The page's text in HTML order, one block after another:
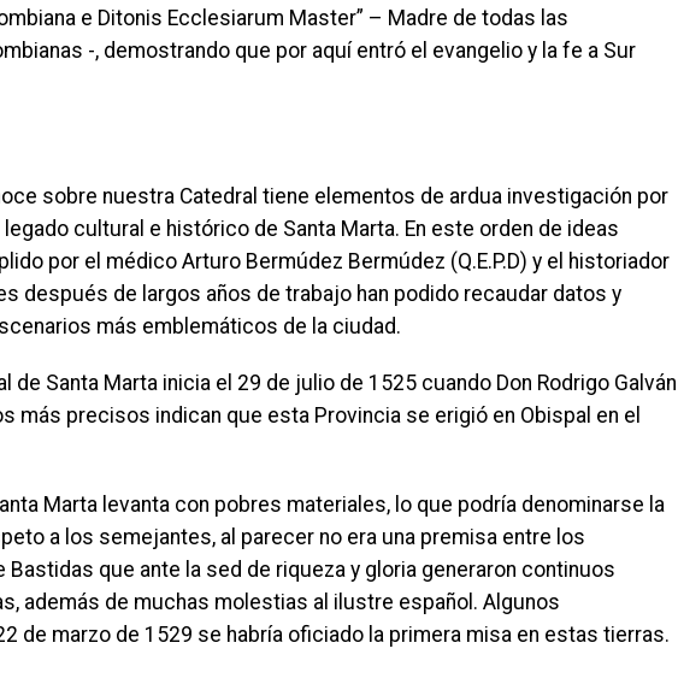
e Ditonis Ecclesiarum Master” – Madre de todas las
-, demostrando que por aquí entró el evangelio y la fe a Sur
sobre nuestra Catedral tiene elementos de ardua investigación por
cultural e histórico de Santa Marta. En este orden de ideas
por el médico Arturo Bermúdez Bermúdez (Q.E.P.D) y el historiador
después de largos años de trabajo han podido recaudar datos y
más emblemáticos de la ciudad.
de Santa Marta inicia el 29 de julio de 1525 cuando Don Rodrigo Galván
más precisos indican que esta Provincia se erigió en Obispal en el
Marta levanta con pobres materiales, lo que podría denominarse la
a los semejantes, al parecer no era una premisa entre los
Bastidas que ante la sed de riqueza y gloria generaron continuos
además de muchas molestias al ilustre español. Algunos
de marzo de 1529 se habría oficiado la primera misa en estas tierras.